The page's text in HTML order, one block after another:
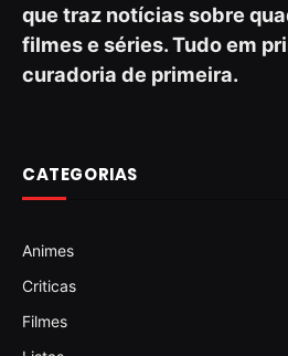
que traz notícias sobre
filmes e séries. Tudo em
curadoria de primeira.
CATEGORIAS
Animes
Criticas
Filmes